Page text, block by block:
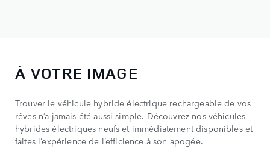
À VOTRE IMAGE
Trouver le véhicule hybride électrique rechargeable de vos
rêves n’a jamais été aussi simple. Découvrez nos véhicules
hybrides électriques neufs et immédiatement disponibles et
faites l’expérience de l’efficience à son apogée.